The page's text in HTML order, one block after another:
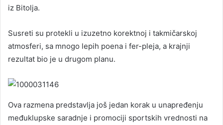
iz Bitolja.
Susreti su protekli u izuzetno korektnoj i takmičarskoj
atmosferi, sa mnogo lepih poena i fer-pleja, a krajnji
rezultat bio je u drugom planu.
Ova razmena predstavlja još jedan korak u unapređenju
međuklupske saradnje i promociji sportskih vrednosti na